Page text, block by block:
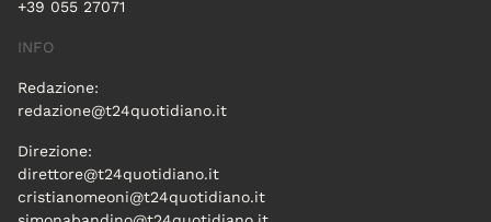
+39 055 27071
INFO
Redazione:
redazione@t24quotidiano.it
Direzione:
direttore@t24quotidiano.it
cristianomeoni@t24quotidiano.it